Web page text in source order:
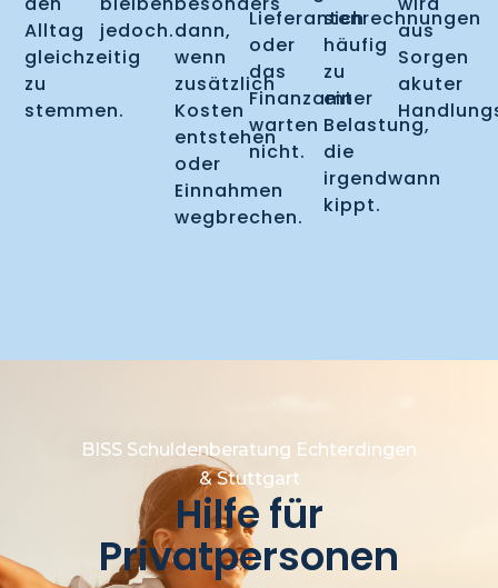
Alltag
gleichzeitig
zu
stemmen.
jedoch.dann,
wenn
zusätzlich
Kosten
entstehen
oder
Einnahmen
wegbrechen.
Lieferantenrechnungen
oder
das
Finanzamt
warten
nicht.
sich
häufig
zu
einer
Belastung,
die
irgendwann
kippt.
aus
Sorgen
akuter
BISS Schuldenberatung Echterdingen
& Stuttgart
Hilfe für
Privatpersonen